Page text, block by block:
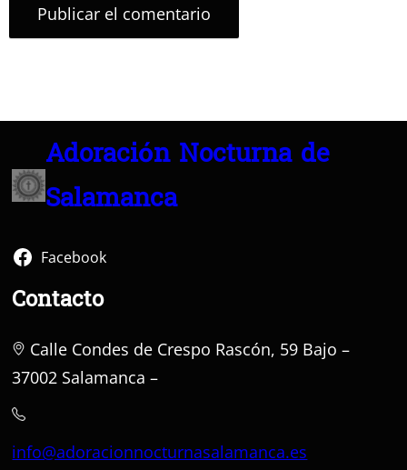
Adoración Nocturna de
Salamanca
Facebook
Contacto
Calle Condes de Crespo Rascón, 59 Bajo –
37002 Salamanca –
info@adoracionnocturnasalamanca.es